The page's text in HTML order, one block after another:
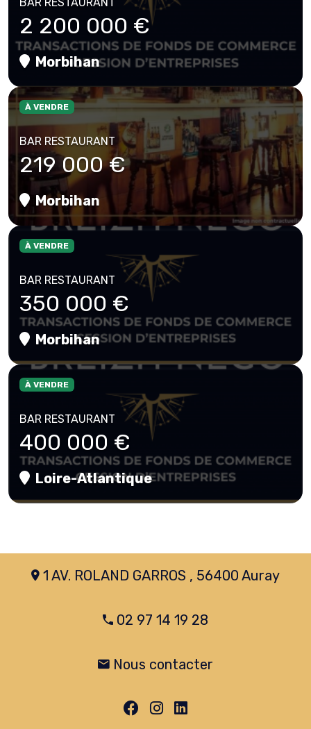
2 200 000 €
Morbihan
À VENDRE
BAR RESTAURANT
219 000 €
Morbihan
À VENDRE
BAR RESTAURANT
350 000 €
Morbihan
À VENDRE
BAR RESTAURANT
400 000 €
Loire-Atlantique
1 AV. ROLAND GARROS , 56400 Auray
02 97 14 19 28
Nous contacter